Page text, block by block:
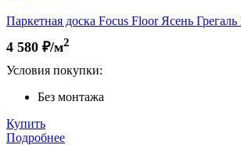
Паркетная доска Focus Floor Ясень
4 580 ₽/м2
Условия покупки:
Без монтажа
Купить
Подробнее